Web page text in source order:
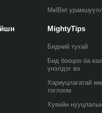
MelBet
MightyTips
Бидний тухай
Бид бооцоо ба
үнэлдэг вэ
Хариуцлагатай
тоглоом
Хувийн